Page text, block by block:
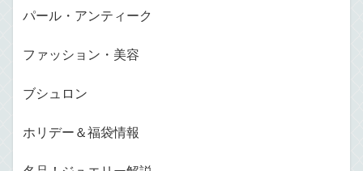
パール・アンティーク
ファッション・美容
ブシュロン
ホリデー＆福袋情報